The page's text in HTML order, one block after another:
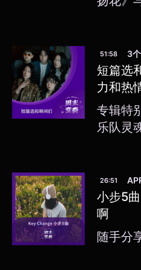
51:58 3
短篇选
力和热
专辑特
乐队灵
26:51
小步5
啊
随手分